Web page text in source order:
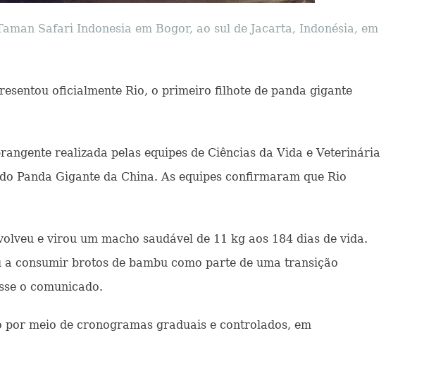
Safari Indonesia em Bogor, ao sul de Jacarta, Indonésia, em
oficialmente Rio, o primeiro filhote de panda gigante
realizada pelas equipes de Ciências da Vida e Veterinária
Panda Gigante da China. As equipes confirmaram que Rio
e virou um macho saudável de 11 kg aos 184 dias de vida.
consumir brotos de bambu como parte de uma transição
o comunicado.
meio de cronogramas graduais e controlados, em